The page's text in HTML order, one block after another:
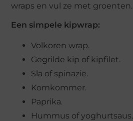
wraps en vul ze met groenten.
Een simpele kipwrap:
Volkoren wrap.
Gegrilde kip of kipfilet.
Sla of spinazie.
Komkommer.
Paprika.
Hummus of yoghurtsaus.